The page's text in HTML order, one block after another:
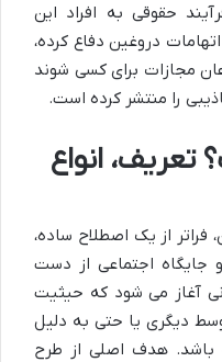
حقوقی به افراد این
دروغین دفاع کرده،
مجازات برای کسی شوند
را منتشر کرده است.
انواع
فراتر از یک اصطلاح ساده،
و جایگاه اجتماعی از دست
آغاز می شود که حیثیت
دیگری یا حتی به دلیل
هدف اصلی از طرح